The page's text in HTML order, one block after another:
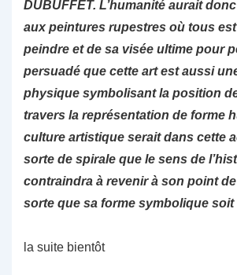
DUBUFFET. L’humanité aurait
aux peintures rupestres où tous est
peindre et de sa visée ultime pour
persuadé que cette art est aussi
physique symbolisant la position
travers la représentation de forme
culture artistique serait dans cette
sorte de spirale que le sens de
contraindra à revenir à son point
sorte que sa forme symbolique soit
la suite bientôt